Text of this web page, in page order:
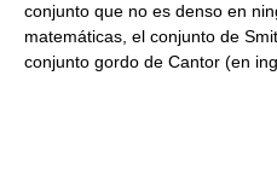
conjunto que no es denso en
matemáticas, el conjunto de
conjunto gordo de Cantor (en